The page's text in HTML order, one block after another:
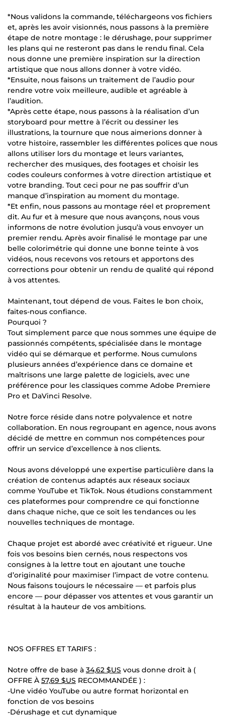
*Nous validons la commande, téléchargeons vos fichiers
et, après les avoir visionnés, nous passons à la première
étape de notre montage : le dérushage, pour supprimer
les plans qui ne resteront pas dans le rendu final. Cela
nous donne une première inspiration sur la direction
artistique que nous allons donner à votre vidéo.
*Ensuite, nous faisons un traitement de l’audio pour
rendre votre voix meilleure, audible et agréable à
l’audition.
*Après cette étape, nous passons à la réalisation d’un
storyboard pour mettre à l’écrit ou dessiner les
illustrations, la tournure que nous aimerions donner à
votre histoire, rassembler les différentes polices que nous
allons utiliser lors du montage et leurs variantes,
rechercher des musiques, des footages et choisir les
codes couleurs conformes à votre direction artistique et
votre branding. Tout ceci pour ne pas souffrir d’un
manque d’inspiration au moment du montage.
*Et enfin, nous passons au montage réel et proprement
dit. Au fur et à mesure que nous avançons, nous vous
informons de notre évolution jusqu’à vous envoyer un
premier rendu. Après avoir finalisé le montage par une
belle colorimétrie qui donne une bonne teinte à vos
vidéos, nous recevons vos retours et apportons des
corrections pour obtenir un rendu de qualité qui répond
à vos attentes.
Maintenant, tout dépend de vous. Faites le bon choix,
faites-nous confiance.
Pourquoi ?
Tout simplement parce que nous sommes une équipe de
passionnés compétents, spécialisée dans le montage
vidéo qui se démarque et performe. Nous cumulons
plusieurs années d’expérience dans ce domaine et
maîtrisons une large palette de logiciels, avec une
préférence pour les classiques comme Adobe Premiere
Pro et DaVinci Resolve.
Notre force réside dans notre polyvalence et notre
collaboration. En nous regroupant en agence, nous avons
décidé de mettre en commun nos compétences pour
offrir un service d’excellence à nos clients.
Nous avons développé une expertise particulière dans la
création de contenus adaptés aux réseaux sociaux
comme YouTube et TikTok. Nous étudions constamment
ces plateformes pour comprendre ce qui fonctionne
dans chaque niche, que ce soit les tendances ou les
nouvelles techniques de montage.
Chaque projet est abordé avec créativité et rigueur. Une
fois vos besoins bien cernés, nous respectons vos
consignes à la lettre tout en ajoutant une touche
d’originalité pour maximiser l’impact de votre contenu.
Nous faisons toujours le nécessaire — et parfois plus
encore — pour dépasser vos attentes et vous garantir un
résultat à la hauteur de vos ambitions.
NOS OFFRES ET TARIFS :
Notre offre de base à 34,62 $US vous donne droit à (
OFFRE À 57,69 $US RECOMMANDÉE ) :
-Une vidéo YouTube ou autre format horizontal en
fonction de vos besoins
-Dérushage et cut dynamique